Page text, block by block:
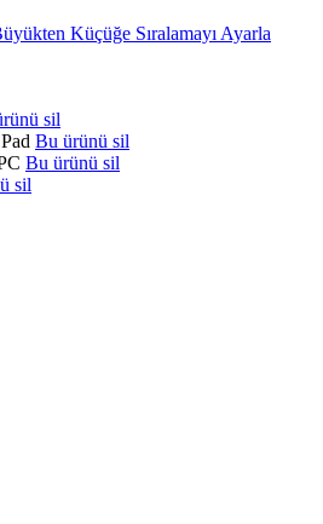
Küçüğe Sıralamayı Ayarla
sil
Bu ürünü sil
Bu ürünü sil
sil